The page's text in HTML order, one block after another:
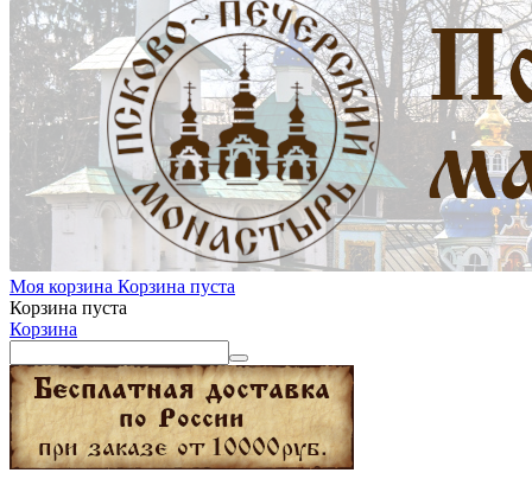
Моя корзина Корзина пуста
Корзина пуста
Корзина